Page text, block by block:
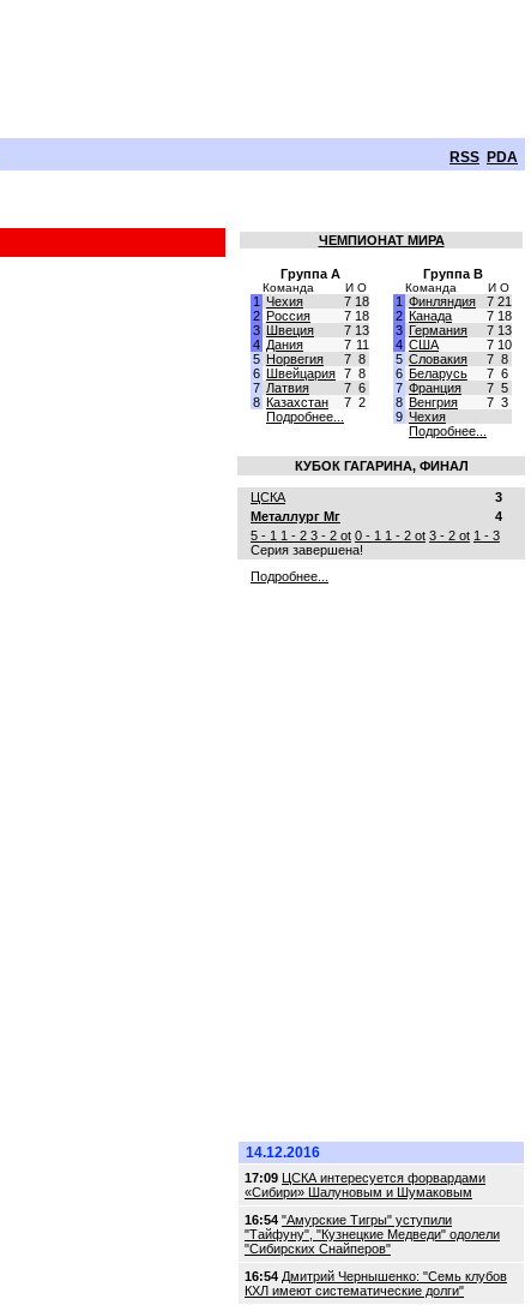
RSS PDA
ЧЕМПИОНАТ МИРА
Группа A
Команда И О
1 Чехия 7 18
2 Россия 7 18
3 Швеция 7 13
4 Дания 7 11
5 Норвегия 7 8
6 Швейцария 7 8
7 Латвия 7 6
8 Казахстан 7 2
Подробнее...
Группа B
Команда И О
1 Финляндия 7 21
2 Канада 7 18
3 Германия 7 13
4 США 7 10
5 Словакия 7 8
6 Беларусь 7 6
7 Франция 7 5
8 Венгрия 7 3
9 Чехия
Подробнее...
КУБОК ГАГАРИНА, ФИНАЛ
ЦСКА
3
Металлург Мг
4
5 - 1 1 - 2 3 - 2 ot 0 - 1 1 - 2 ot 3 - 2 ot 1 - 3
Серия завершена!
Подробнее...
14.12.2016
17:09 ЦСКА интересуется форвардами
«Сибири» Шалуновым и Шумаковым
16:54 "Амурские Тигры" уступили
"Тайфуну", "Кузнецкие Медведи" одолели
"Сибирских Снайперов"
16:54 Дмитрий Чернышенко: "Семь клубов
КХЛ имеют систематические долги"